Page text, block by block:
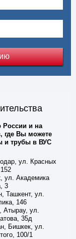
России и на
где Вы можете
и трубы в ВУС
ул. Красных
ул. Академика
3
Ташкент, ул.
146
Атырау, ул.
35д
Бишкек, ул.
100/1